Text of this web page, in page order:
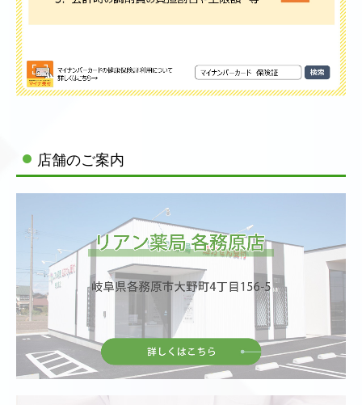
■2024/10/10
検体測定室（リアン薬局一宮店）10月1日より設置
血糖値500円、中性脂肪、コレステロール1100円で測定
することが可能です。
検体測定室設置の薬局（リアン薬局一宮店）
10月1日より検体測定室で血糖、HbA1c、脂質の検査を
指先の血液だけで検査することができます。
■2024/6/28
リアン薬局一宮店で2024年10月10日（木）に健康チェッ
クフェアを開催します。
詳細は「
イベント健康教室 」をご覧ください。
■2024/6/7
店舗のご案内